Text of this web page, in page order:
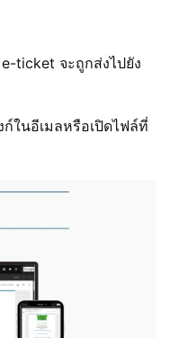
ticket จะถูกส่งไปยัง
ในอีเมลหรือเปิดไฟล์ที่